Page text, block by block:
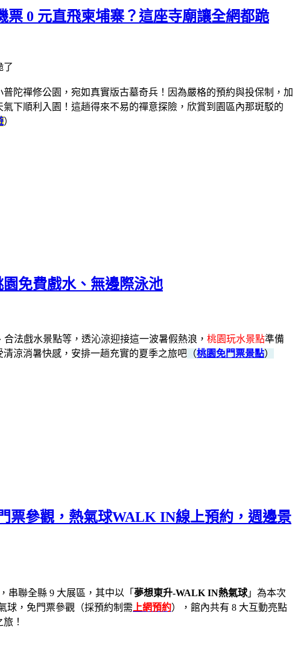
0 元直飛柬埔寨？這座寺廟讓全網都跪
普陀禪修公園，宛如真實版古墓奇兵！因為嚴格的預約與投保制，加
下順利入園！這趟得來不易的禪意探險，欣賞到園區內那斑駁的
）
園免費戲水、無邊際泳池
法戲水景點等， 透沁涼迎接這一波暑假熱浪， 桃園玩水景點準備
涼消暑快感，安排一趟充實的夏季之旅吧 （桃園免門票景點）
票參觀，熱氣球WALK IN線上預約，週邊景
串聯全縣 9 大展區，其中以「 夢想東升-WALK IN熱氣球 」為本次
球，免門票參觀（採預約制需 上網預約），館內共有 8 大互動亮點
！